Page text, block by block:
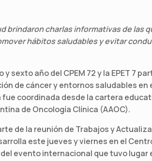
brindaron charlas informativas de las
hábitos saludables y evitar
sexto año del CPEM 72 y la EPET 7
de cáncer y entornos saludables en
fue coordinada desde la cartera
de Oncología Clínica (AAOC).
de la reunión de Trabajos y
este jueves y viernes en el
evento internacional que tuvo lugar